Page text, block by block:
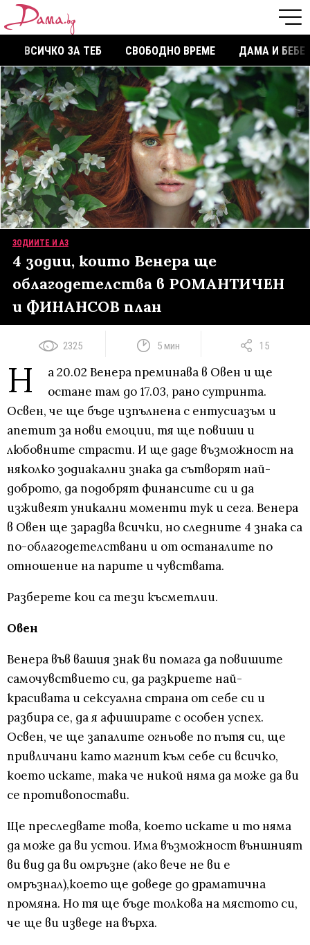
ВСИЧКО ЗА ТЕБ СВОБОДНО ВРЕМЕ ДАМА И БЕБЕ
ЗОДИИТЕ И АЗ
4 зодии, които Венера ще
облагодетелства в РОМАНТИЧЕН
и ФИНАНСОВ план
2325 5 мин 15
Н
а 20.02 Венера преминава в Овен и ще
остане там до 17.03, рано сутринта.
Освен, че ще бъде изпълнена с ентусиазъм и
апетит за нови емоции, тя ще повиши и
любовните страсти. И ще даде възможност на
няколко зодиакални знака да сътворят най-
доброто, да подобрят финансите си и да
изживеят уникални моменти тук и сега. Венера
в Овен ще зарадва всички, но следните 4 знака са
по-облагодетелствани и от останалите по
отношение на парите и чувствата.
Разберете кои са тези късметлии.
Овен
Венера във вашия знак ви помага да повишите
самочувствието си, да разкриете най-
красивата и сексуална страна от себе си и
разбира се, да я афиширате с особен успех.
Освен, че ще запалите огньове по пътя си, ще
привличани като магнит към себе си всичко,
което искате, така че никой няма да може да ви
се противопостави.
Ще преследвате това, което искате и то няма
да може да ви устои. Има възможност външният
ви вид да ви омръзне (ако вече не ви е
омръзнал),което ще доведе до драматична
промяна. Но тя ще бъде толкова на мястото си,
че ще ви изведе на върха.